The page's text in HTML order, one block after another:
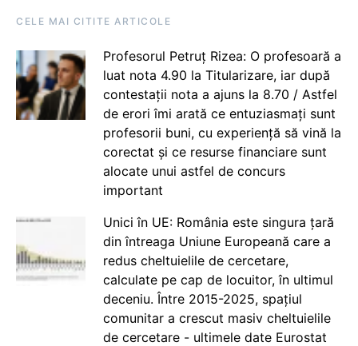
CELE MAI CITITE ARTICOLE
Profesorul Petruț Rizea: O profesoară a
luat nota 4.90 la Titularizare, iar după
contestații nota a ajuns la 8.70 / Astfel
de erori îmi arată ce entuziasmați sunt
profesorii buni, cu experiență să vină la
corectat și ce resurse financiare sunt
alocate unui astfel de concurs
important
Unici în UE: România este singura țară
din întreaga Uniune Europeană care a
redus cheltuielile de cercetare,
calculate pe cap de locuitor, în ultimul
deceniu. Între 2015-2025, spațiul
comunitar a crescut masiv cheltuielile
de cercetare - ultimele date Eurostat